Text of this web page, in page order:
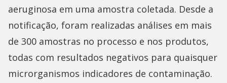
aeruginosa em uma amostra coletada. Desde a
notificação, foram realizadas análises em mais
de 300 amostras no processo e nos produtos,
todas com resultados negativos para quaisquer
microrganismos indicadores de contaminação.